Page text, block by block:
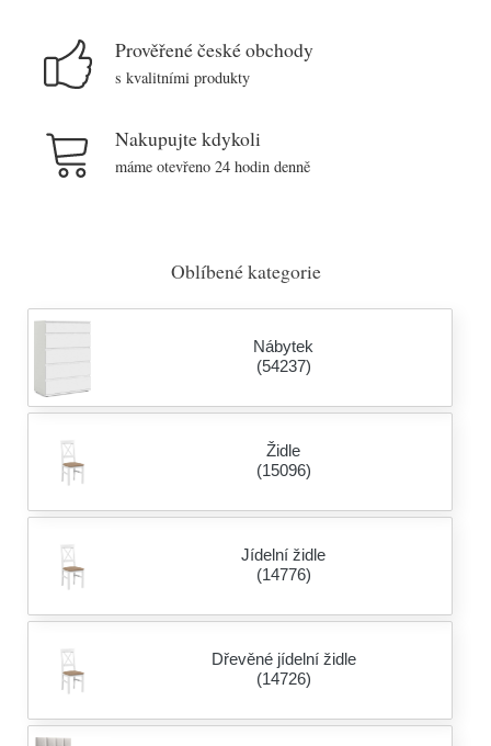
Prověřené české obchody
s kvalitními produkty
Nakupujte kdykoli
máme otevřeno 24 hodin denně
Oblíbené kategorie
Nábytek
(54237)
Židle
(15096)
Jídelní židle
(14776)
Dřevěné jídelní židle
(14726)